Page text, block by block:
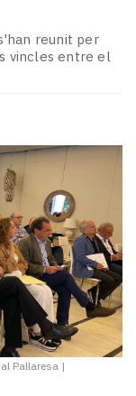
reunit per
vincles entre el
Pallaresa |